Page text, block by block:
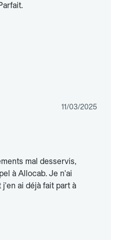
11/03/2025
mal desservis,
à Allocab. Je n'ai
ai déjà fait part à